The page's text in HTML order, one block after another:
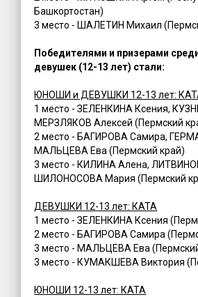
Башкортостан)
3 место - ШАЛЕТИН Михаил
Победителями и призерами
девушек (12-13 лет) стали:
ЮНОШИ и ДЕВУШКИ 12-13 лет:
1 место - ЗЕЛЕНКИНА Ксения,
МЕРЗЛЯКОВ Алексей (Пермский
2 место - БАГИРОВА Самира,
МАЛЬЦЕВА Ева (Пермский край)
3 место - КИЛИНА Алена,
ШИЛОНОСОВА Мария (Пермский
ДЕВУШКИ 12-13 лет: КАТА
1 место - ЗЕЛЕНКИНА Ксения
2 место - БАГИРОВА Самира
3 место - МАЛЬЦЕВА Ева
3 место - КУМАКШЕВА Виктория
ЮНОШИ 12-13 лет: КАТА